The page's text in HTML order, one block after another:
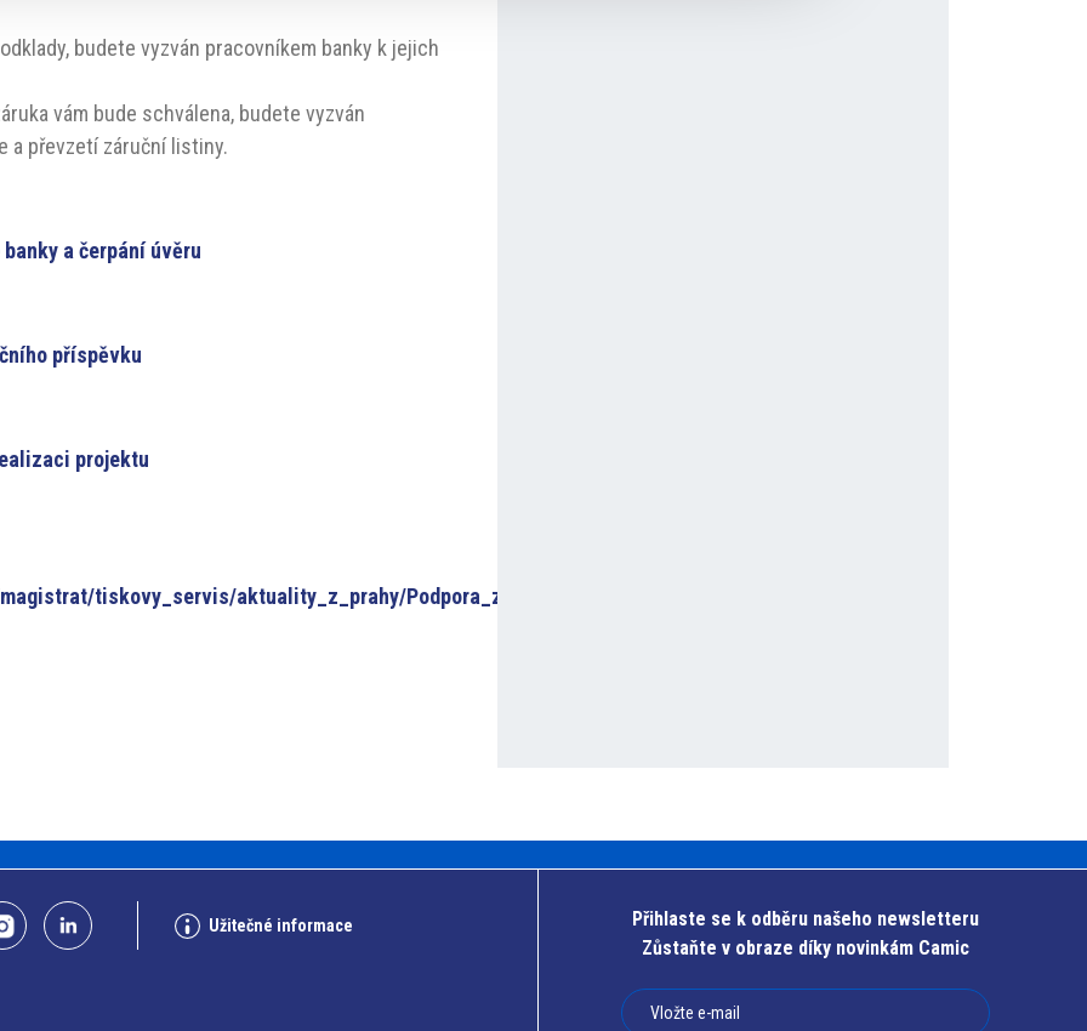
budete vyzván pracovníkem banky k jejich
vám bude schválena, budete vyzván
a převzetí záruční listiny.
a čerpání úvěru
příspěvku
projektu
tiskovy_servis/aktuality_z_prahy/Podpora_z_programu_COVID_Praha.html
Užitečné informace
Přihlaste se k odběru našeho newsletteru
Zůstaňte v obraze díky novinkám Camic